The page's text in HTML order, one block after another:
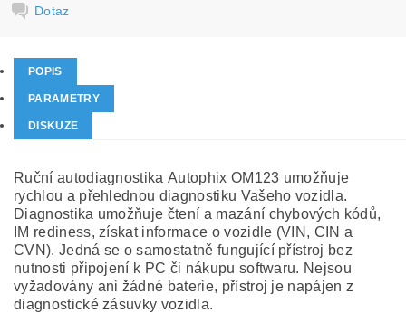
Dotaz
POPIS
PARAMETRY
DISKUZE
Ruční autodiagnostika Autophix OM123 umožňuje
rychlou a přehlednou diagnostiku Vašeho vozidla.
Diagnostika umožňuje čtení a mazání chybových kódů,
IM rediness, získat informace o vozidle (VIN, CIN a
CVN). Jedná se o samostatně fungující přístroj bez
nutnosti připojení k PC či nákupu softwaru. Nejsou
vyžadovány ani žádné baterie, přístroj je napájen z
diagnostické zásuvky vozidla.